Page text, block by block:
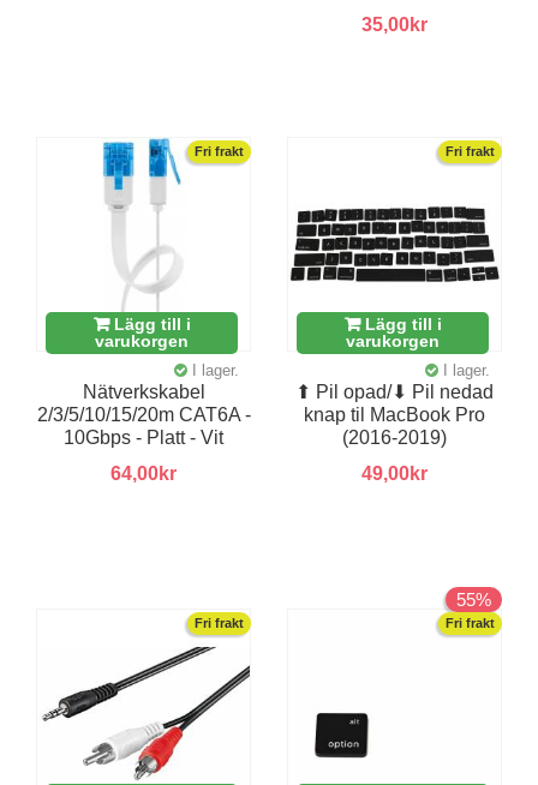
35,00kr
Fri frakt
Lägg till i
varukorgen
I lager.
Nätverkskabel
2/3/5/10/15/20m CAT6A -
10Gbps - Platt - Vit
64,00kr
Fri frakt
Lägg till i
varukorgen
I lager.
⬆︎ Pil opad/⬇︎ Pil nedad
knap til MacBook Pro
(2016-2019)
49,00kr
Fri frakt
55%
Fri frakt